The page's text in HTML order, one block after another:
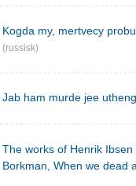
Kogda my, mertvecy
(russisk)
Jab ham murde jee
The works of Henrik
Borkman, When we dead